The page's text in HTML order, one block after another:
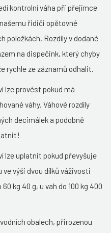
kontrolní váha při přejímce
řidiči opětovné
položkách. Rozdíly v dodané
na dispečink, který chyby
rychle ze záznamů odhalit.
lze provést pokud má
váhy. Váhové rozdíly
decimálek a podobně
lze uplatnit pokud převyšuje
výši dvou dílků váživosti
kg 40 g, u vah do 100 kg 400
obalech, přirozenou